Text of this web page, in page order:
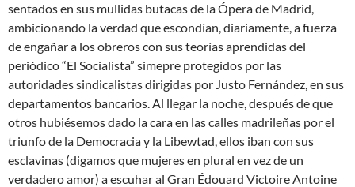
sentados en sus mullidas butacas de la Ópera de Madrid,
ambicionando la verdad que escondían, diariamente, a fuerza
de engañar a los obreros con sus teorías aprendidas del
periódico “El Socialista” simepre protegidos por las
autoridades sindicalistas dirigidas por Justo Fernández, en sus
departamentos bancarios. Al llegar la noche, después de que
otros hubiésemos dado la cara en las calles madrileñas por el
triunfo de la Democracia y la Libewtad, ellos iban con sus
esclavinas (digamos que mujeres en plural en vez de un
verdadero amor) a escuhar al Gran Édouard Victoire Antoine